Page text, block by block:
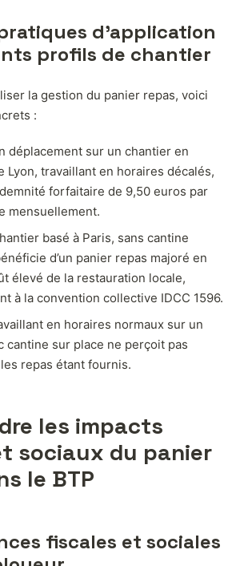
d’application
profils de chantier
la gestion du panier repas, voici
:
déplacement sur un chantier en
Lyon, travaillant en horaires décalés,
forfaitaire de 9,50 euros par
mensuellement.
basé à Paris, sans cantine
d’un panier repas majoré en
élevé de la restauration locale,
à la convention collective IDCC 1596.
en horaires normaux sur un
cantine sur place ne perçoit pas
repas étant fournis.
les impacts
sociaux du panier
le BTP
fiscales et sociales